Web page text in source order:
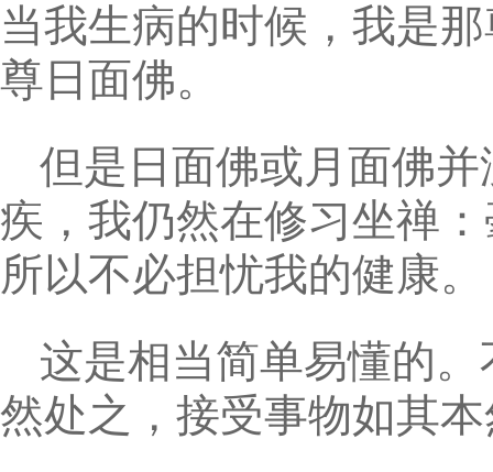
当我生病的时候，我是
尊日面佛。
但是日面佛或月面佛
疾，我仍然在修习坐禅
所以不必担忧我的健康。
这是相当简单易懂的
然处之，接受事物如其